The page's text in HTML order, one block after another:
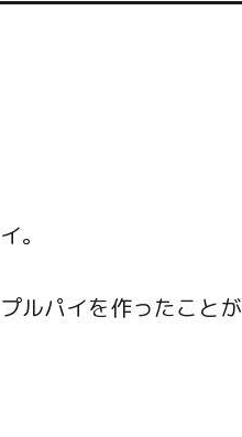
。
ルパイを作ったことが